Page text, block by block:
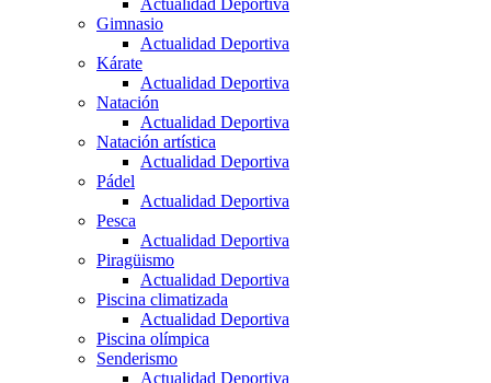
Gimnasio
Actualidad Deportiva
Kárate
Actualidad Deportiva
Natación
Actualidad Deportiva
Natación artística
Actualidad Deportiva
Pádel
Actualidad Deportiva
Pesca
Actualidad Deportiva
Piragüismo
Actualidad Deportiva
Piscina climatizada
Actualidad Deportiva
Piscina olímpica
Senderismo
Actualidad Deportiva